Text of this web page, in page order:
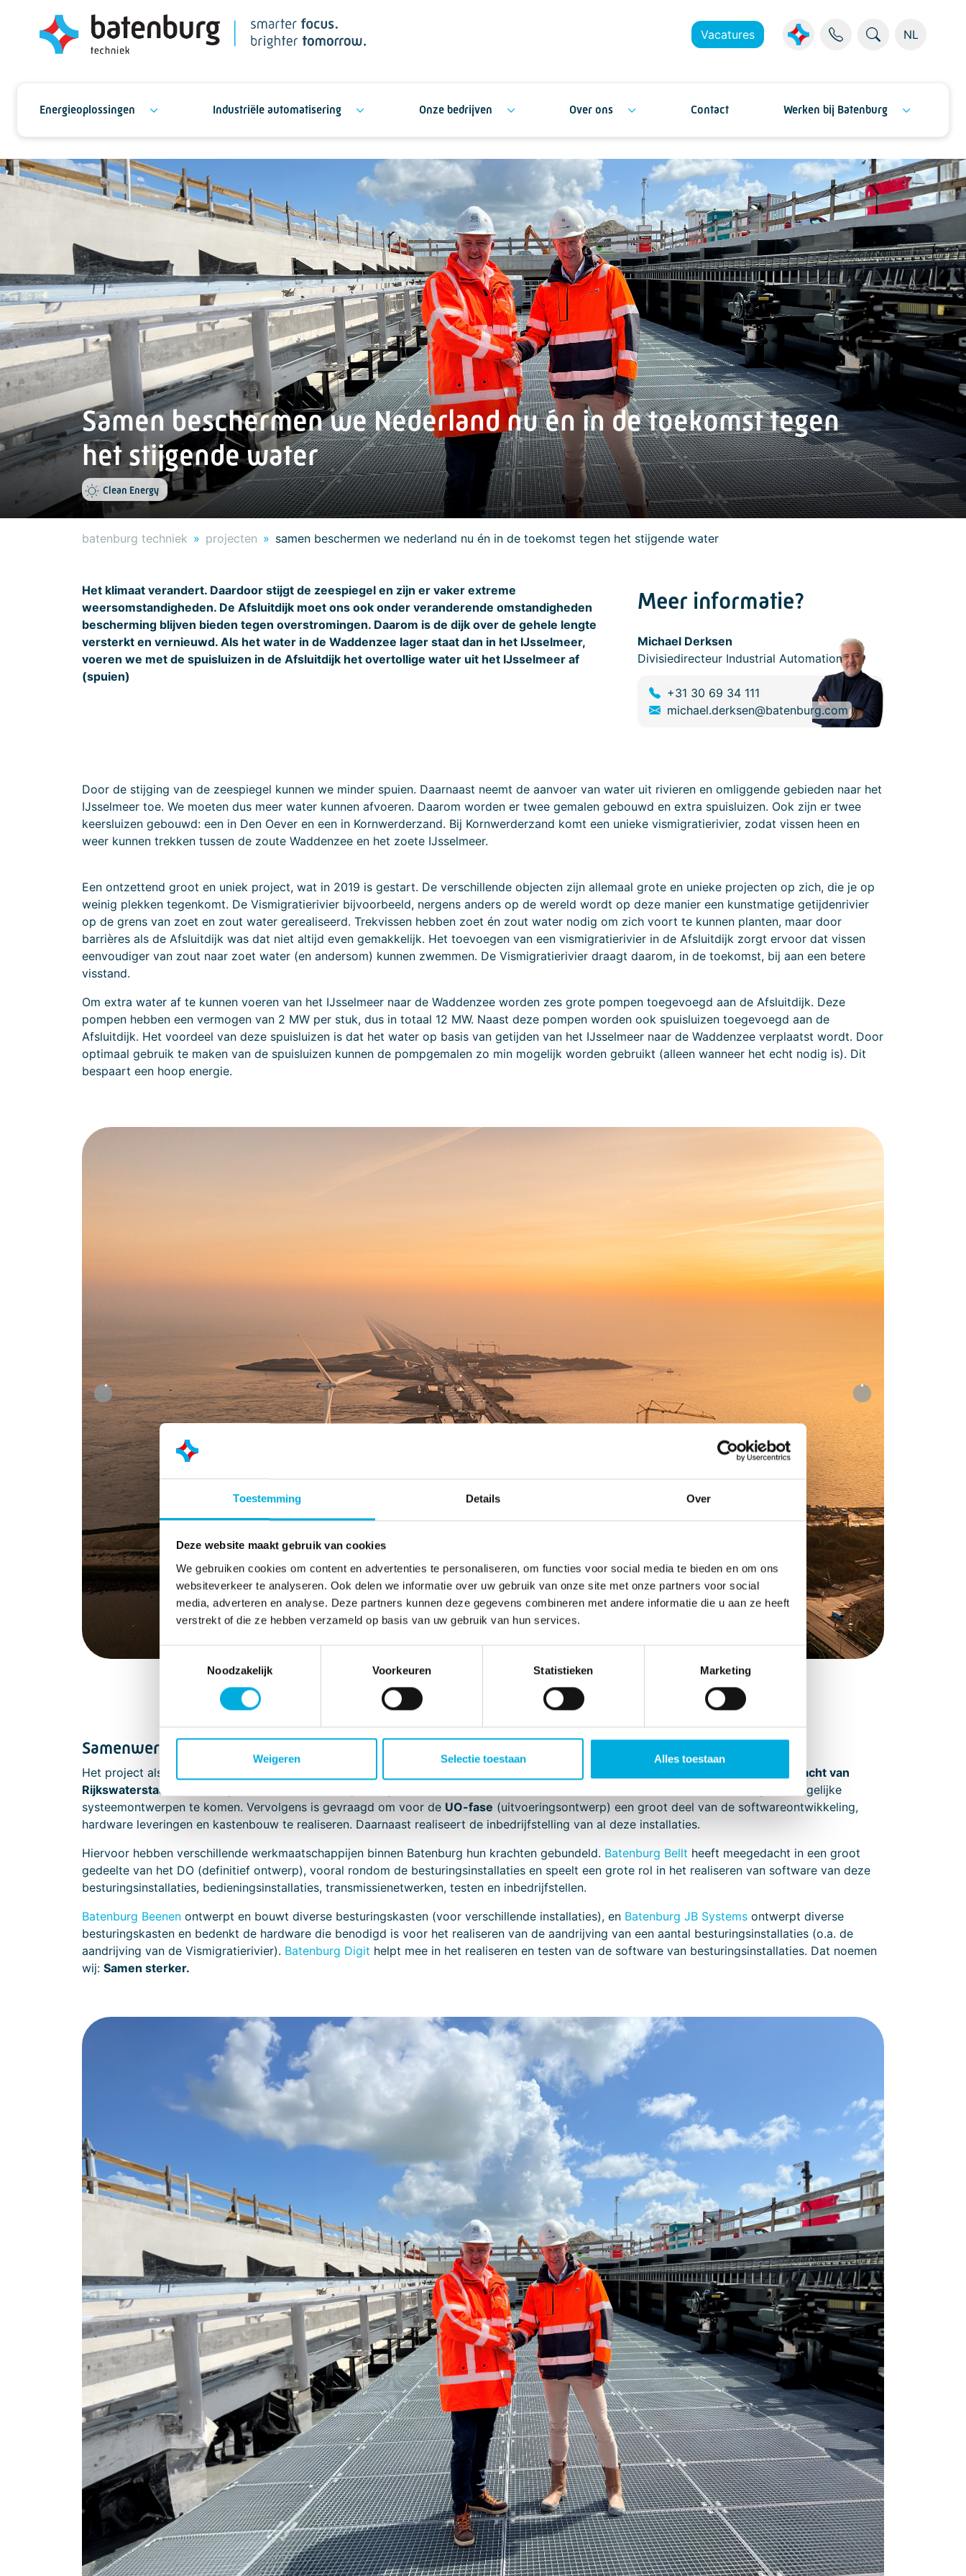
Toestemming Details Over
Deze website maakt gebruik van cookies
We gebruiken cookies om content en advertenties te personaliseren, om functies voor social media te bieden en om ons
websiteverkeer te analyseren. Ook delen we informatie over uw gebruik van onze site met onze partners voor social
media, adverteren en analyse. Deze partners kunnen deze gegevens combineren met andere informatie die u aan ze heeft
verstrekt of die ze hebben verzameld op basis van uw gebruik van hun services.
Noodzakelijk
Voorkeuren Statistieken Marketing
Weigeren Selectie toestaan Alles toestaan
Vacatures NL
Energieoplossingen Industriële automatisering Onze bedrijven Over ons Contact Werken bij Batenburg
Samen beschermen we Nederland nu én in de toekomst tegen
het stijgende water
Clean Energy
batenburg techniek projecten samen beschermen we nederland nu én in de toekomst tegen het stijgende water
Het klimaat verandert. Daardoor stijgt de zeespiegel en zijn er vaker extreme
weersomstandigheden. De Afsluitdijk moet ons ook onder veranderende omstandigheden
bescherming blijven bieden tegen overstromingen. Daarom is de dijk over de gehele lengte
versterkt en vernieuwd. Als het water in de Waddenzee lager staat dan in het IJsselmeer,
voeren we met de spuisluizen in de Afsluitdijk het overtollige water uit het IJsselmeer af
(spuien)
Meer informatie?
Michael Derksen
Divisiedirecteur Industrial Automation
+31 30 69 34 111
michael.derksen@batenburg.com
Door de stijging van de zeespiegel kunnen we minder spuien. Daarnaast neemt de aanvoer van water uit rivieren en omliggende gebieden naar het
IJsselmeer toe. We moeten dus meer water kunnen afvoeren. Daarom worden er twee gemalen gebouwd en extra spuisluizen. Ook zijn er twee
keersluizen gebouwd: een in Den Oever en een in Kornwerderzand. Bij Kornwerderzand komt een unieke vismigratierivier, zodat vissen heen en
weer kunnen trekken tussen de zoute Waddenzee en het zoete IJsselmeer.
Een ontzettend groot en uniek project, wat in 2019 is gestart. De verschillende objecten zijn allemaal grote en unieke projecten op zich, die je op
weinig plekken tegenkomt. De Vismigratierivier bijvoorbeeld, nergens anders op de wereld wordt op deze manier een kunstmatige getijdenrivier
op de grens van zoet en zout water gerealiseerd. Trekvissen hebben zoet én zout water nodig om zich voort te kunnen planten, maar door
barrières als de Afsluitdijk was dat niet altijd even gemakkelijk. Het toevoegen van een vismigratierivier in de Afsluitdijk zorgt ervoor dat vissen
eenvoudiger van zout naar zoet water (en andersom) kunnen zwemmen. De Vismigratierivier draagt daarom, in de toekomst, bij aan een betere
visstand.
Om extra water af te kunnen voeren van het IJsselmeer naar de Waddenzee worden zes grote pompen toegevoegd aan de Afsluitdijk. Deze
pompen hebben een vermogen van 2 MW per stuk, dus in totaal 12 MW. Naast deze pompen worden ook spuisluizen toegevoegd aan de
Afsluitdijk. Het voordeel van deze spuisluizen is dat het water op basis van getijden van het IJsselmeer naar de Waddenzee verplaatst wordt. Door
optimaal gebruik te maken van de spuisluizen kunnen de pompgemalen zo min mogelijk worden gebruikt (alleen wanneer het echt nodig is). Dit
bespaart een hoop energie.
Previous Next
Samenwerking
Het project als geheel wordt uitgevoerd door
het consortium Levvel (gevormd door de BAM, Van Oord, Invesis en Rebel), in opdracht van
Rijkswaterstaat.
(definitief ontwerp) om tot zo goed mogelijke
systeemontwerpen te komen. Vervolgens is gevraagd om voor de UO-fase (uitvoeringsontwerp) een groot deel van de softwareontwikkeling,
hardware leveringen en kastenbouw te realiseren. Daarnaast realiseert de inbedrijfstelling van al deze installaties.
Hiervoor hebben verschillende werkmaatschappijen binnen Batenburg hun krachten gebundeld. Batenburg Bellt heeft meegedacht in een groot
gedeelte van het DO (definitief ontwerp), vooral rondom de besturingsinstallaties en speelt een grote rol in het realiseren van software van deze
besturingsinstallaties, bedieningsinstallaties, transmissienetwerken, testen en inbedrijfstellen.
Batenburg Beenenontwerpt en bouwt diverse besturingskasten (voor verschillende installaties), en Batenburg JB Systemsontwerpt diverse
besturingskasten en bedenkt de hardware die benodigd is voor het realiseren van de aandrijving van een aantal besturingsinstallaties (o.a. de
aandrijving van de Vismigratierivier). Batenburg Digit helpt mee in het realiseren en testen van de software van besturingsinstallaties. Dat noemen
wij: Samen sterker.